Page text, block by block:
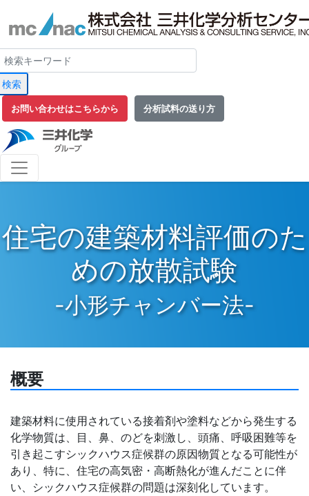
検索
お問い合わせはこちらから 分析試料の送り方
住宅の建築材料評価のた
めの放散試験
-小形チャンバー法-
概要
建築材料に使用されている接着剤や塗料などから発生する
化学物質は、目、鼻、のどを刺激し、頭痛、呼吸困難等を
引き起こすシックハウス症候群の原因物質となる可能性が
あり、特に、住宅の高気密・高断熱化が進んだことに伴
い、シックハウス症候群の問題は深刻化しています。